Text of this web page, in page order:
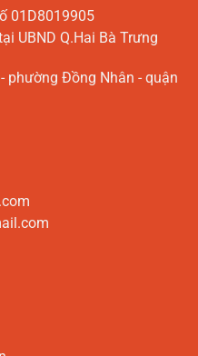
01D8019905
UBND Q.Hai Bà Trưng
phường Đồng Nhân - quận